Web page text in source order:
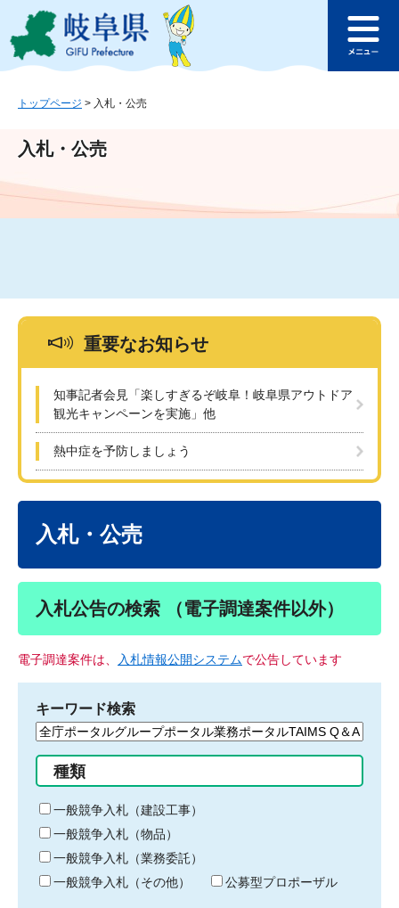
ジ
ュ
文
このページの本文へ
ュ
トップページ > 入札・公売
入札・公売
重要なお知らせ
知事記者会見「楽しすぎるぞ岐阜！岐阜県アウトドア
観光キャンペーンを実施」他
熱中症を予防しましょう
入札・公売
入札公告の検索 （電子調達案件以外）
電子調達案件は、 入札情報公開システムで公告しています
キーワード検索
検
る
キ
ー
ワ
ー
ド
種類
一般競争入札（建設工事）
一般競争入札（物品）
一般競争入札（業務委託）
一般競争入札（その他）
公募型プロポーザル